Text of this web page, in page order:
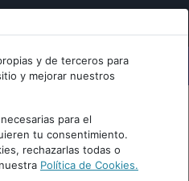
y de terceros para
y mejorar nuestros
para el
tu consentimiento.
rechazarlas todas o
Política de Cookies.